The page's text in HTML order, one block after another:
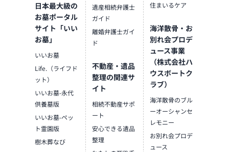
をトータルで承りま
☆金箔を水拭きでき
る、耐熱性に優れた
箔保護）加工」でお
掃除のお悩みを解決
します。
★お仏壇は3,000種類
以上の幅広い品揃
え、お客様のライフ
スタイルに合ったお
日本最大級の
お墓ポータル
サイト「いい
お墓」
いいお墓
Life.（ライフド
ット）
いいお墓-永代
供養墓版
いいお墓-ペッ
ト霊園版
樹木葬なび
遺産相続弁護士
ガイド
離婚弁護士ガイ
ド
不動産・遺品
整理の関連サ
イト
相続不動産サポ
ート
安心できる遺品
整理
住まいるケア
海洋散骨・お
別れ会プロデ
ュース事業
（株式会社ハ
ウスボートク
ラブ）
海洋散骨のブル
ーオーシャンセ
レモニー
お別れ会プロデ
ュース